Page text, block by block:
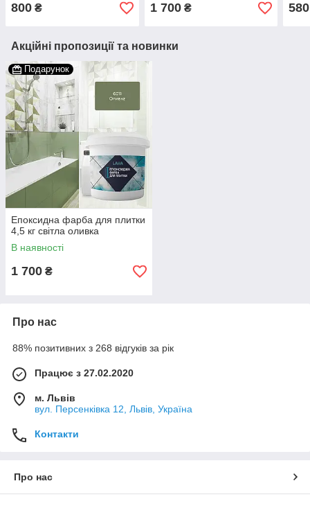
800 ₴ 1 700₴ 580
Акційні пропозиції та новинки
Подарунок
Епоксидна фарба для плитки
4,5 кг світла оливка
В наявності
1 700 ₴
Про нас
88% позитивних з 268 відгуків за рік
Працює з 27.02.2020
м. Львів
вул. Персенківка 12, Львів, Україна
Контакти
Про нас